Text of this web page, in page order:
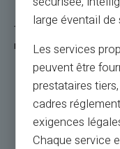
To be the first to
register here by filling
large éventail de
Les services
peuvent être
prestataires
cadres
exigences
Chaque service